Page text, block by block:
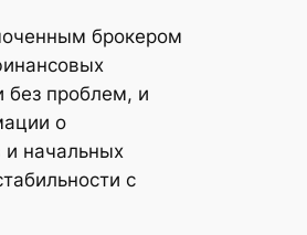
брокером
без проблем, и
о
начальных
с